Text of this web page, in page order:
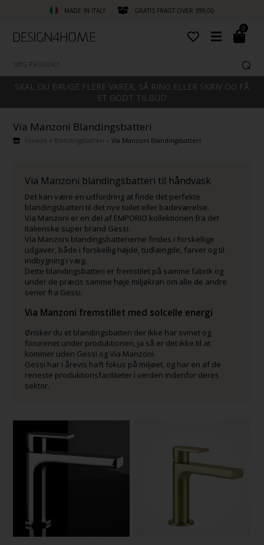
MADE IN ITALY GRATIS FRAGT OVER 399,00
0
SKAL DU BRUGE FLERE VARER, SÅ RING ELLER SKRIV OG FÅ
ET GODT TILBUD
Via Manzoni Blandingsbatteri
Forside Blandingsbatteri »Via Manzoni Blandingsbatteri
Via Manzoni blandingsbatteri til håndvask
Det kan være en udfordring at finde det perfekte
blandingsbatteri til det nye toilet eller badeværelse.
Via Manzoni er en del af EMPORIO kollektionen fra det
italienske super brand Gessi.
Via Manzoni blandingsbatterierne findes i forskellige
udgaver, både i forskellig højde, tudlængde, farver og til
indbygning i væg.
Dette blandingsbatteri er fremstilet på samme fabrik og
under de præcis samme høje miljøkran om alle de andre
serier fra Gessi.
Via Manzoni fremstillet med solcelle energi
Ønsker du et blandingsbatteri der ikke har svinet og
forurenet under produktionen, ja så er det ikke til at
kommer uden Gessi og Via Manzoni.
Gessi har i årevis haft fokus på miljøet, og har en af de
reneste produktionsfaciliteter i verden indenfor deres
sektor.